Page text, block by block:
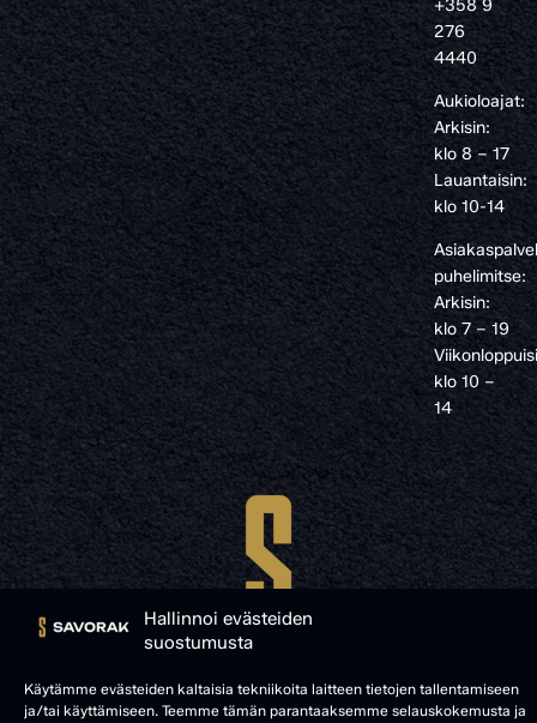
Hallinnoi evästeiden
suostumusta
Käytämme evästeiden kaltaisia tekniikoita laitteen tietojen tallentamiseen
ja/tai käyttämiseen. Teemme tämän parantaaksemme selauskokemusta ja
+358 9
276
4440
Aukioloajat:
Arkisin:
klo 8 – 17
Lauantaisin:
klo 10-14
puhelimitse:
Arkisin:
klo 7 – 19
klo 10 –
14